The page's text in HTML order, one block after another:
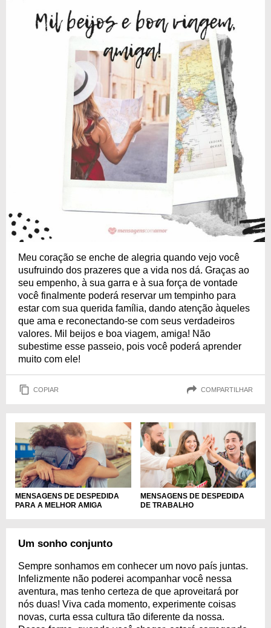
Meu coração se enche de alegria quando vejo você
usufruindo dos prazeres que a vida nos dá. Graças ao
seu empenho, à sua garra e à sua força de vontade
você finalmente poderá reservar um tempinho para
estar com sua querida família, dando atenção àqueles
que ama e reconectando-se com seus verdadeiros
valores. Mil beijos e boa viagem, amiga! Não
subestime esse passeio, pois você poderá aprender
muito com ele!
COPIAR COMPARTILHAR
MENSAGENS DE DESPEDIDA
PARA A MELHOR AMIGA
MENSAGENS DE DESPEDIDA
DE TRABALHO
Um sonho conjunto
Sempre sonhamos em conhecer um novo país juntas.
Infelizmente não poderei acompanhar você nessa
aventura, mas tenho certeza de que aproveitará por
nós duas! Viva cada momento, experimente coisas
novas, curta essa cultura tão diferente da nossa.